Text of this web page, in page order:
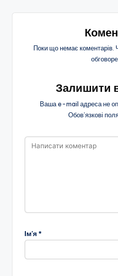
Поки що немає коментарів.
Залишити
Ваша e-mail адреса не
Обов’язкові
Ім'я*